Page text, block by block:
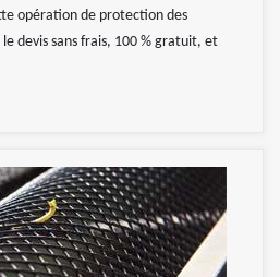
opération de protection des
devis sans frais, 100 % gratuit, et